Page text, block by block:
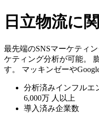
日立物流に
最先端のSNSマーケティ
ケティング分析が可能。
す。 マッキンゼーや
分析済みインフルエ
6,000万 人以上
導入済み企業数